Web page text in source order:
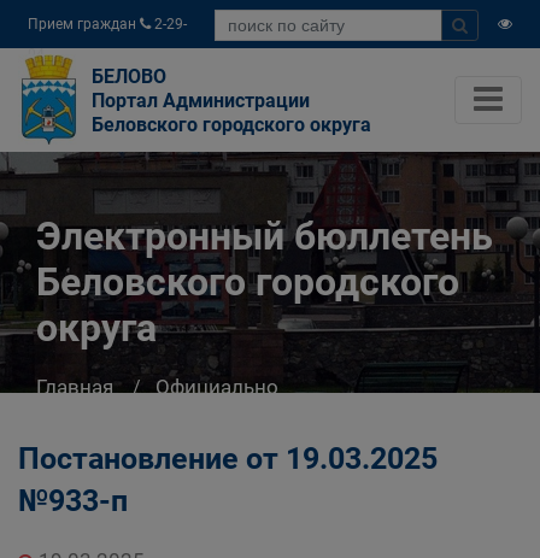
Прием граждан
2-29-
04
БЕЛОВО
Портал Администрации
Беловского городского округа
Электронный бюллетень
Беловского городского
округа
Главная
Официально
Постановление от 19.03.2025
№933-п